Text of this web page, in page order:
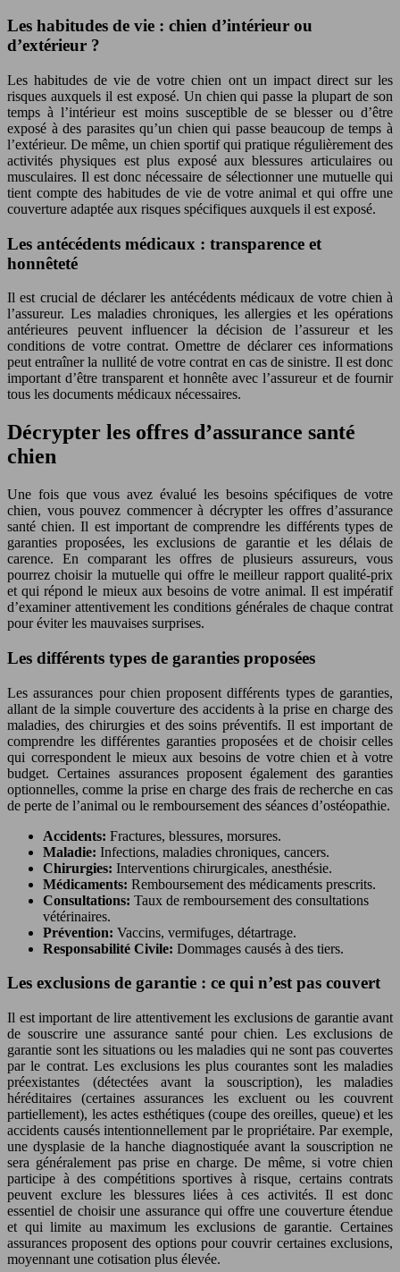
Les habitudes de vie : chien d’intérieur ou
d’extérieur ?
Les habitudes de vie de votre chien ont un impact direct sur les
risques auxquels il est exposé. Un chien qui passe la plupart de son
temps à l’intérieur est moins susceptible de se blesser ou d’être
exposé à des parasites qu’un chien qui passe beaucoup de temps à
l’extérieur. De même, un chien sportif qui pratique régulièrement des
activités physiques est plus exposé aux blessures articulaires ou
musculaires. Il est donc nécessaire de sélectionner une mutuelle qui
tient compte des habitudes de vie de votre animal et qui offre une
couverture adaptée aux risques spécifiques auxquels il est exposé.
Les antécédents médicaux : transparence et
honnêteté
Il est crucial de déclarer les antécédents médicaux de votre chien à
l’assureur. Les maladies chroniques, les allergies et les opérations
antérieures peuvent influencer la décision de l’assureur et les
conditions de votre contrat. Omettre de déclarer ces informations
peut entraîner la nullité de votre contrat en cas de sinistre. Il est donc
important d’être transparent et honnête avec l’assureur et de fournir
tous les documents médicaux nécessaires.
Décrypter les offres d’assurance santé
chien
Une fois que vous avez évalué les besoins spécifiques de votre
chien, vous pouvez commencer à décrypter les offres d’assurance
santé chien. Il est important de comprendre les différents types de
garanties proposées, les exclusions de garantie et les délais de
carence. En comparant les offres de plusieurs assureurs, vous
pourrez choisir la mutuelle qui offre le meilleur rapport qualité-prix
et qui répond le mieux aux besoins de votre animal. Il est impératif
d’examiner attentivement les conditions générales de chaque contrat
pour éviter les mauvaises surprises.
Les différents types de garanties proposées
Les assurances pour chien proposent différents types de garanties,
allant de la simple couverture des accidents à la prise en charge des
maladies, des chirurgies et des soins préventifs. Il est important de
comprendre les différentes garanties proposées et de choisir celles
qui correspondent le mieux aux besoins de votre chien et à votre
budget. Certaines assurances proposent également des garanties
optionnelles, comme la prise en charge des frais de recherche en cas
de perte de l’animal ou le remboursement des séances d’ostéopathie.
Accidents: Fractures, blessures, morsures.
Maladie: Infections, maladies chroniques, cancers.
Chirurgies: Interventions chirurgicales, anesthésie.
Médicaments: Remboursement des médicaments prescrits.
Consultations: Taux de remboursement des consultations
vétérinaires.
Prévention: Vaccins, vermifuges, détartrage.
Responsabilité Civile: Dommages causés à des tiers.
Les exclusions de garantie : ce qui n’est pas couvert
Il est important de lire attentivement les exclusions de garantie avant
de souscrire une assurance santé pour chien. Les exclusions de
garantie sont les situations ou les maladies qui ne sont pas couvertes
par le contrat. Les exclusions les plus courantes sont les maladies
préexistantes (détectées avant la souscription), les maladies
héréditaires (certaines assurances les excluent ou les couvrent
partiellement), les actes esthétiques (coupe des oreilles, queue) et les
accidents causés intentionnellement par le propriétaire. Par exemple,
une dysplasie de la hanche diagnostiquée avant la souscription ne
sera généralement pas prise en charge. De même, si votre chien
participe à des compétitions sportives à risque, certains contrats
peuvent exclure les blessures liées à ces activités. Il est donc
essentiel de choisir une assurance qui offre une couverture étendue
et qui limite au maximum les exclusions de garantie. Certaines
assurances proposent des options pour couvrir certaines exclusions,
moyennant une cotisation plus élevée.